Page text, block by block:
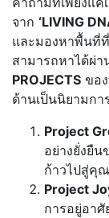
จาก ‘LIVING
และมองหาพื้นที่ที่
สามารถหาได้ผ่า
PROJECTS ขอ
ด้านเป็นนิยามก
Project
อย่างยั่งยื
ก้าวไปสู่คุ
Project
การอยู่อา